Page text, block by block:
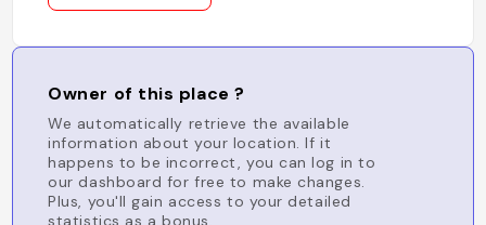
Owner of this place ?
We automatically retrieve the available
information about your location. If it
happens to be incorrect, you can log in to
our dashboard for free to make changes.
Plus, you'll gain access to your detailed
statistics as a bonus.